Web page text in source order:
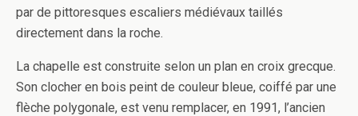
par de pittoresques escaliers médiévaux taillés
directement dans la roche.
La chapelle est construite selon un plan en croix grecque.
Son clocher en bois peint de couleur bleue, coiffé par une
flèche polygonale, est venu remplacer, en 1991, l’ancien